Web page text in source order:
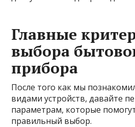
Главные
выбора
прибора
После того как мы
видами устройств, давайте
параметрам, которые
правильный выбор.